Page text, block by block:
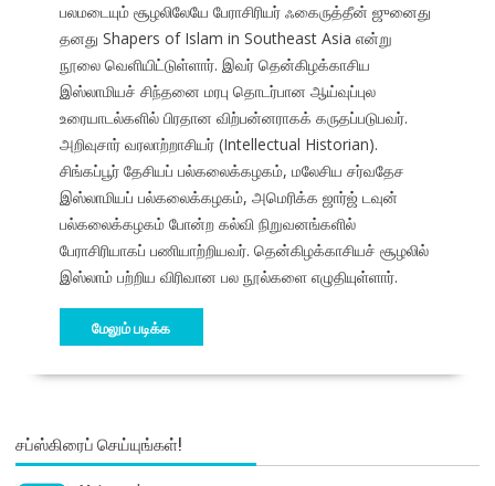
பலமடையும் சூழலிலேயே பேராசிரியர் ஃகைருத்தீன் ஜுனைது
தனது Shapers of Islam in Southeast Asia என்று
நூலை வெளியிட்டுள்ளார். இவர் தென்கிழக்காசிய
இஸ்லாமியச் சிந்தனை மரபு தொடர்பான ஆய்வுப்புல
உரையாடல்களில் பிரதான விற்பன்னராகக் கருதப்படுபவர்.
அறிவுசார் வரலாற்றாசியர் (Intellectual Historian).
சிங்கப்பூர் தேசியப் பல்கலைக்கழகம், மலேசிய சர்வதேச
இஸ்லாமியப் பல்கலைக்கழகம், அமெரிக்க ஜார்ஜ் டவுன்
பல்கலைக்கழகம் போன்ற கல்வி நிறுவனங்களில்
பேராசிரியாகப் பணியாற்றியவர். தென்கிழக்காசியச் சூழலில்
இஸ்லாம் பற்றிய விரிவான பல நூல்களை எழுதியுள்ளார்.
மேலும் படிக்க
சப்ஸ்கிரைப் செய்யுங்கள்!